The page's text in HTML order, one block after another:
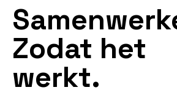
Zodat het
werkt.